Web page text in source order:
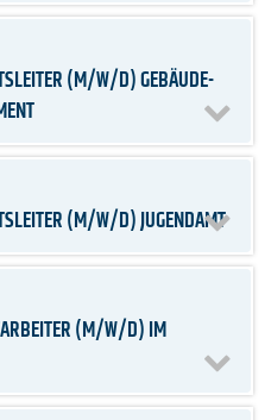
(M/W/D) GEBÄUDE-
(M/W/D) JUGENDAMT
(M/W/D) IM